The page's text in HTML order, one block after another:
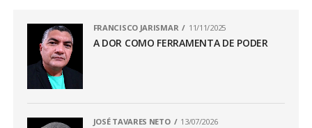
FRANCISCO JARISMAR 11/11/2025
A DOR COMO FERRAMENTA DE PODER
JOSÉ TAVARES NETO 13/07/2026